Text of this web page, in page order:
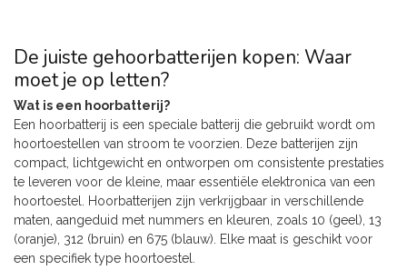
De juiste gehoorbatterijen kopen: Waar
moet je op letten?
Wat is een hoorbatterij?
Een hoorbatterij is een speciale batterij die gebruikt wordt om
hoortoestellen van stroom te voorzien. Deze batterijen zijn
compact, lichtgewicht en ontworpen om consistente prestaties
te leveren voor de kleine, maar essentiële elektronica van een
hoortoestel. Hoorbatterijen zijn verkrijgbaar in verschillende
maten, aangeduid met nummers en kleuren, zoals 10 (geel), 13
(oranje), 312 (bruin) en 675 (blauw). Elke maat is geschikt voor
een specifiek type hoortoestel.